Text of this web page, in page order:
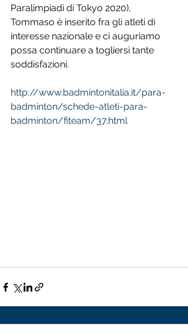
Paralimpiadi di Tokyo 2020),
Tommaso è inserito fra gli atleti di
interesse nazionale e ci auguriamo
possa continuare a togliersi tante
soddisfazioni.
http://www.badmintonitalia.it/para-
badminton/schede-atleti-para-
badminton/fiteam/37.html